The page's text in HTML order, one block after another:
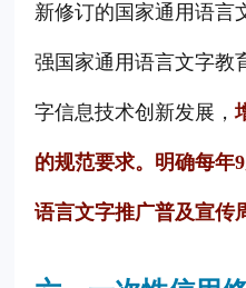
新修订的国家通用语言
强国家通用语言文字教
字信息技术创新发展，
的规范要求。明确每年
语言文字推广普及宣传